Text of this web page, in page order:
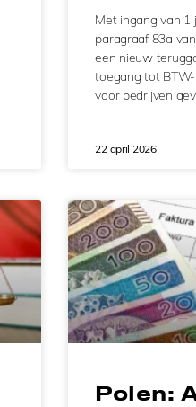
Met ingang van 1
paragraaf 83a
een nieuw
toegang tot
voor bedrijven
22 april 2026
Polen: